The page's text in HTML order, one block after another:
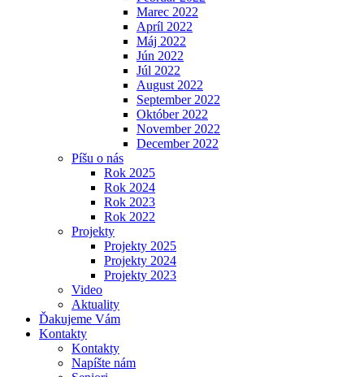
Marec 2022
Apríl 2022
Máj 2022
Jún 2022
Júl 2022
August 2022
September 2022
Október 2022
November 2022
December 2022
Píšu o nás
Rok 2025
Rok 2024
Rok 2023
Rok 2022
Projekty
Projekty 2025
Projekty 2024
Projekty 2023
Video
Aktuality
Ďakujeme Vám
Kontakty
Kontakty
Napíšte nám